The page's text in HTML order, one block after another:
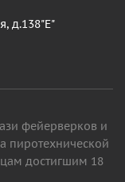
д.138"Е"
фейерверков и
пиротехнической
достигшим 18